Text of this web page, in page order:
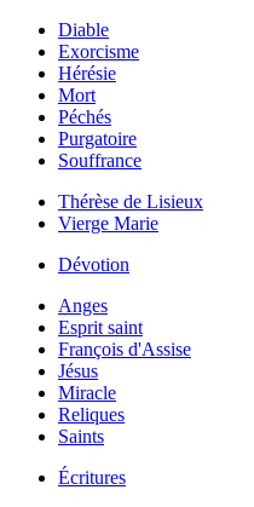
Diable
Exorcisme
Hérésie
Mort
Péchés
Purgatoire
Souffrance
Thérèse de Lisieux
Vierge Marie
Dévotion
Anges
Esprit saint
François d'Assise
Jésus
Miracle
Reliques
Saints
Écritures